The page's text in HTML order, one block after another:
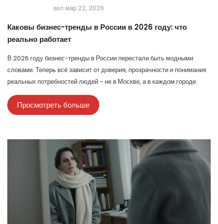
вкл мар 22, 2026
Каковы бизнес-тренды в России в 2026 году: что
реально работает
В 2026 году бизнес-тренды в России перестали быть модными
словами. Теперь всё зависит от доверия, прозрачности и понимания
реальных потребностей людей - не в Москве, а в каждом городе.
Просмотреть больше